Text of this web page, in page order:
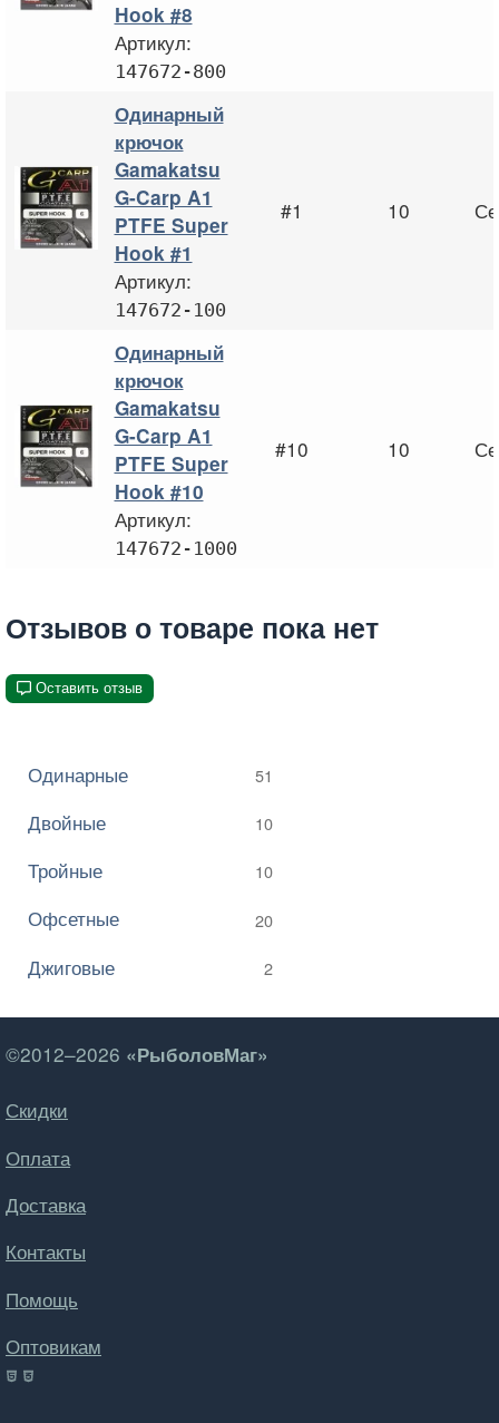
Hook #8
Артикул:
147672-800
Одинарный
крючок
Gamakatsu
G-Carp A1
PTFE Super
Hook #1
Артикул:
147672-100
#1 10
Одинарный
крючок
Gamakatsu
G-Carp A1
PTFE Super
Hook #10
Артикул:
147672-1000
#10 10
Отзывов о товаре пока нет
Оставить отзыв
Одинарные 51
Двойные 10
Тройные 10
Офсетные 20
Джиговые 2
©2012–2026 «РыболовМаг»
Скидки
Оплата
Доставка
Контакты
Помощь
Оптовикам